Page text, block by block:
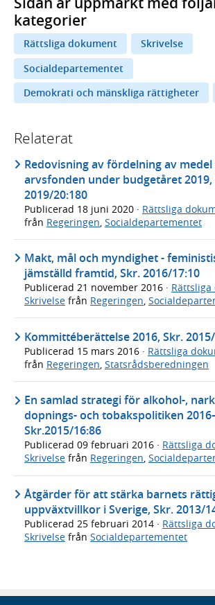
kategorier
Rättsliga dokument
Skrivelse
Socialdepartementet
Demokrati och mänskliga rättigheter
Relaterat
Redovisning av fördelning av
arvsfonden under budgetåret 2019,
2019/20:180
Publicerad 18 juni 2020 · Rättsliga
från Regeringen Socialdepartementet
Makt, mål och myndighet -
jämställd framtid, Skr. 2016/17:10
Publicerad 21 november 2016 ·
Skrivelse från Regeringen,
Kommittéberättelse 2016, Skr.
Publicerad 15 mars 2016 · Rättsliga
från Regeringen, Statsrådsberedningen
En samlad strategi för alkohol-,
dopnings- och tobakspolitiken
Skr.2015/16:86
Publicerad 09 februari 2016 · Rättsliga
Skrivelse från Regeringen,
Åtgärder för att stärka barnets
uppväxtvillkor i Sverige, Skr. 2013/
Publicerad 25 februari 2014 · Rättsliga
Skrivelse från Socialdepartementet